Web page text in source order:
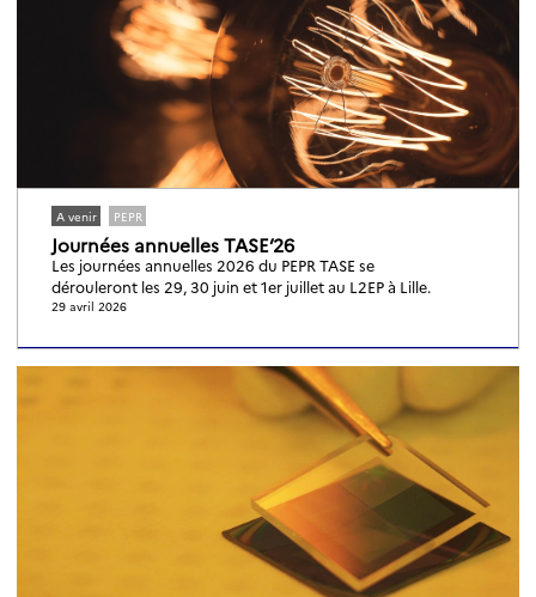
A venir PEPR
Journées annuelles TASE’26
Les journées annuelles 2026 du PEPR TASE se
dérouleront les 29, 30 juin et 1er juillet au L2EP à Lille.
29 avril 2026